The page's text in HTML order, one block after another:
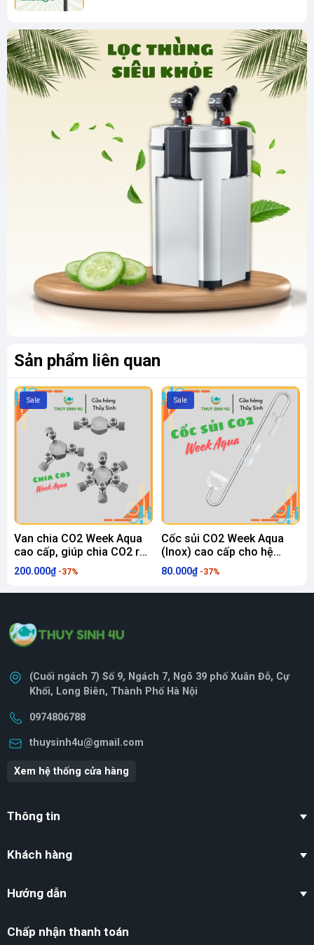
Sản phẩm liên quan
Sale
Van chia CO2 Week Aqua
cao cấp, giúp chia CO2 ra
nhiều bể hơn
200.000₫ -37%
Sale
Cốc sủi CO2 Week Aqua
(Inox) cao cấp cho hệ
thống CO2 thuỷ sinh
80.000₫ -37%
(Cuối ngách 7) Số 9, Ngách 7, Ngõ 39 phố Xuân Đỗ, Cự
Khối, Long Biên, Thành Phố Hà Nội
0974806788
thuysinh4u@gmail.com
Xem hệ thống cửa hàng
Thông tin
Khách hàng
Hướng dẫn
Chấp nhận thanh toán